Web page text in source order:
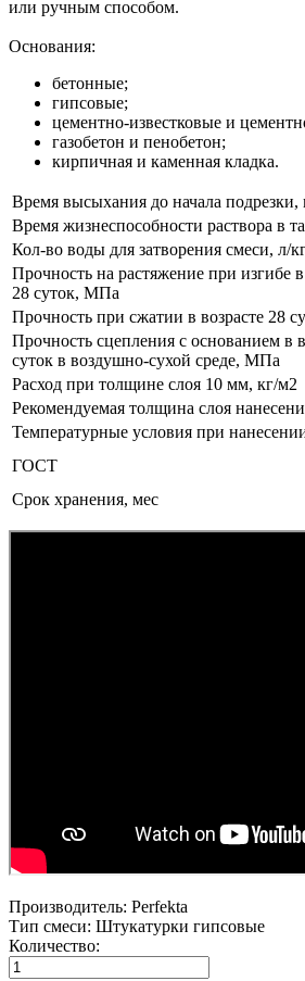
или ручным способом.
Основания:
бетонные;
гипсовые;
цементно-известковые и
газобетон и пенобетон;
кирпичная и каменная кладка.
Время высыхания до начала подрезки,
Время жизнеспособности раствора в
Кол-во воды для затворения смеси, л/
Прочность на растяжение при изгибе в
28 суток, МПа
Прочность при сжатии в возрасте 28
Прочность сцепления с основанием в
суток в воздушно-сухой среде, МПа
Расход при толщине слоя 10 мм, кг/м2
Рекомендуемая толщина слоя
Температурные условия при
ГОСТ
Срок хранения, мес
Производитель: Perfekta
Тип смеси: Штукатурки гипсовые
Количество: